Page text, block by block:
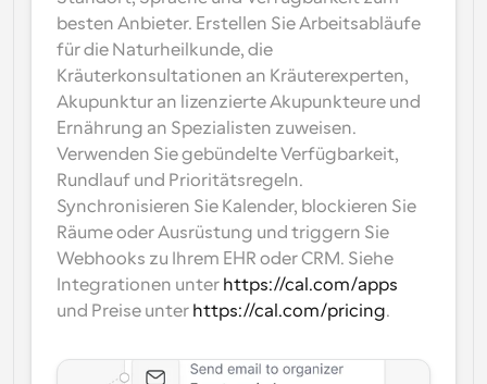
besten Anbieter. Erstellen Sie Arbeitsabläufe
für die Naturheilkunde, die
Kräuterkonsultationen an Kräuterexperten,
Akupunktur an lizenzierte Akupunkteure und
Ernährung an Spezialisten zuweisen.
Verwenden Sie gebündelte Verfügbarkeit,
Rundlauf und Prioritätsregeln.
Synchronisieren Sie Kalender, blockieren Sie
Räume oder Ausrüstung und triggern Sie
Webhooks zu Ihrem EHR oder CRM. Siehe
Integrationen unter https://cal.com/apps
und Preise unter https://cal.com/pricing.